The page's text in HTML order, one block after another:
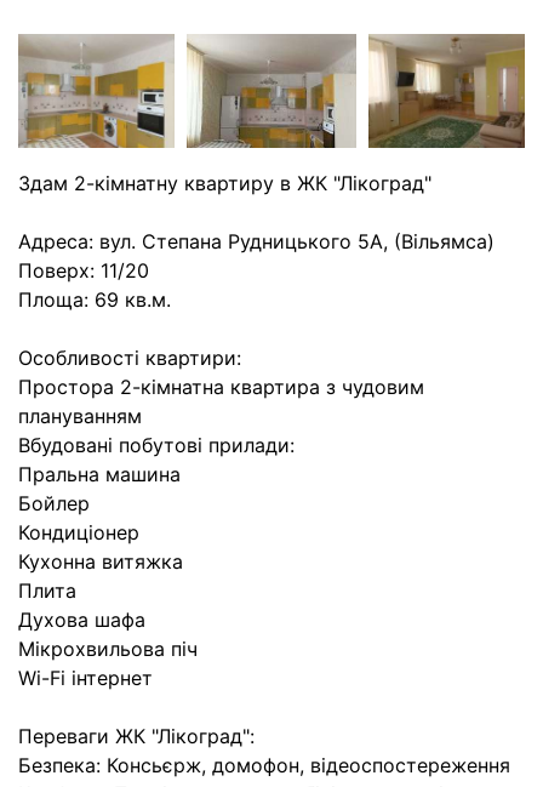
Здам 2-кімнатну квартиру в ЖК "Лікоград"
Адреса: вул. Степана Рудницького 5А, (Вільямса)
Поверх: 11/20
Площа: 69 кв.м.
Особливості квартири:
Простора 2-кімнатна квартира з чудовим
плануванням
Вбудовані побутові прилади:
Пральна машина
Бойлер
Кондиціонер
Кухонна витяжка
Плита
Духова шафа
Мікрохвильова піч
Wi-Fi інтернет
Переваги ЖК "Лікоград":
Безпека: Консьєрж, домофон, відеоспостереження